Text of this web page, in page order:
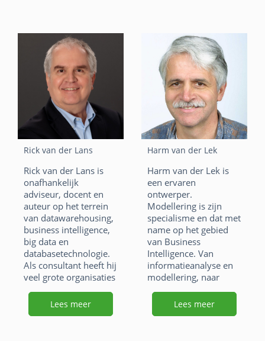
twintig beste
datawarehouse
consultants van de
wereld.
F
c
e
b
o
o
k
Li
n
k
e
dI
n
X
h
at
s
A
p
p
E
m
ai
l
a
c
e
b
o
o
k
n
k
e
dI
n
W
h
at
s
A
p
p
E
m
ai
l
Rick van der Lans
Rick van der Lans is
onafhankelijk
adviseur, docent en
auteur op het terrein
van datawarehousing,
business intelligence,
big data en
databasetechnologie.
Als consultant heeft hij
veel grote organisaties
geadviseerd bij het
ontwerpen van hun
datawarehouse- en big
Lees meer
Harm van der Lek
Harm van der Lek is
een ervaren
ontwerper.
Modellering is zijn
specialisme en dat met
name op het gebied
van Business
Intelligence. Van
informatieanalyse en
modellering, naar
architectuur en
database ontwerp tot
en met de
Lees meer